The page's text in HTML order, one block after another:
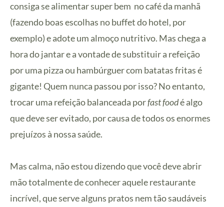
consiga se alimentar super bem no café da manhã
(fazendo boas escolhas no buffet do hotel, por
exemplo) e adote um almoço nutritivo. Mas chega a
hora do jantar e a vontade de substituir a refeição
por uma pizza ou hambúrguer com batatas fritas é
gigante! Quem nunca passou por isso? No entanto,
trocar uma refeição balanceada porfast foodé algo
que deve ser evitado, por causa de todos os enormes
prejuízos à nossa saúde.
Mas calma, não estou dizendo que você deve abrir
mão totalmente de conhecer aquele restaurante
incrível, que serve alguns pratos nem tão saudáveis